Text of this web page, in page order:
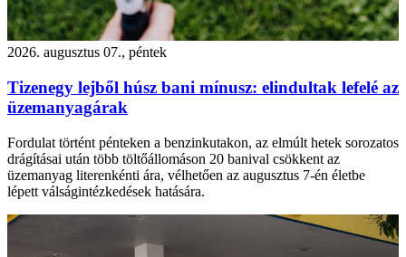
2026. augusztus 07., péntek
Tizenegy lejből húsz bani mínusz: elindultak lefelé az
üzemanyagárak
Fordulat történt pénteken a benzinkutakon, az elmúlt hetek sorozatos
drágításai után több töltőállomáson 20 banival csökkent az
üzemanyag literenkénti ára, vélhetően az augusztus 7-én életbe
lépett válságintézkedések hatására.